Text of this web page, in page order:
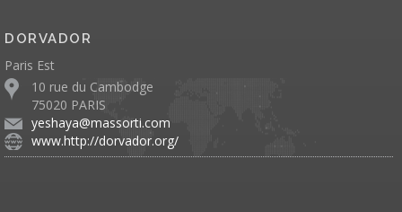
DORVADOR
Paris Est
10 rue du Cambodge
75020 PARIS
yeshaya@massorti.com
www.http://dorvador.org/